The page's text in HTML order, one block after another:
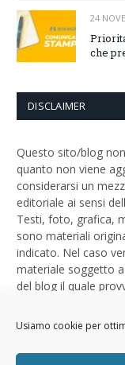
Usiamo cookie per
24
che
DISCLAIMER
Questo sito/blog
quanto non viene
considerarsi un
editoriale ai sensi
Testi, foto, grafica,
sono materiali
indicato. Nel caso
materiale soggetto
del blog il quale
Logo bySizegraph